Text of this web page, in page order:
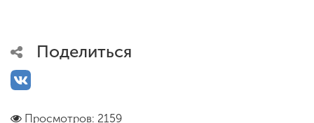
Поделиться
Просмотров: 2159